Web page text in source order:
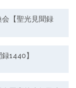
【聖光見聞録
1440】